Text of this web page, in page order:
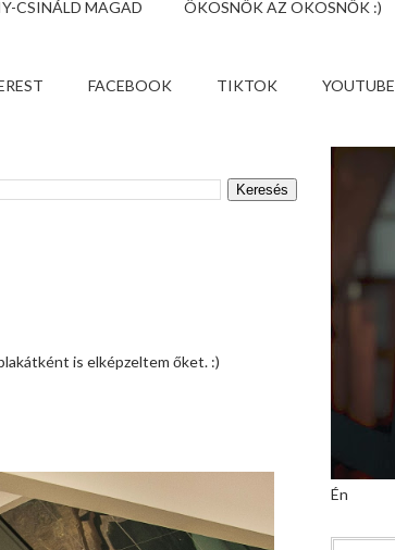
CSINÁLD MAGAD ÖKOSNŐK AZ OKOSNŐK :)
FACEBOOK TIKTOK YOUTUBE
is elképzeltem őket. :)
Én